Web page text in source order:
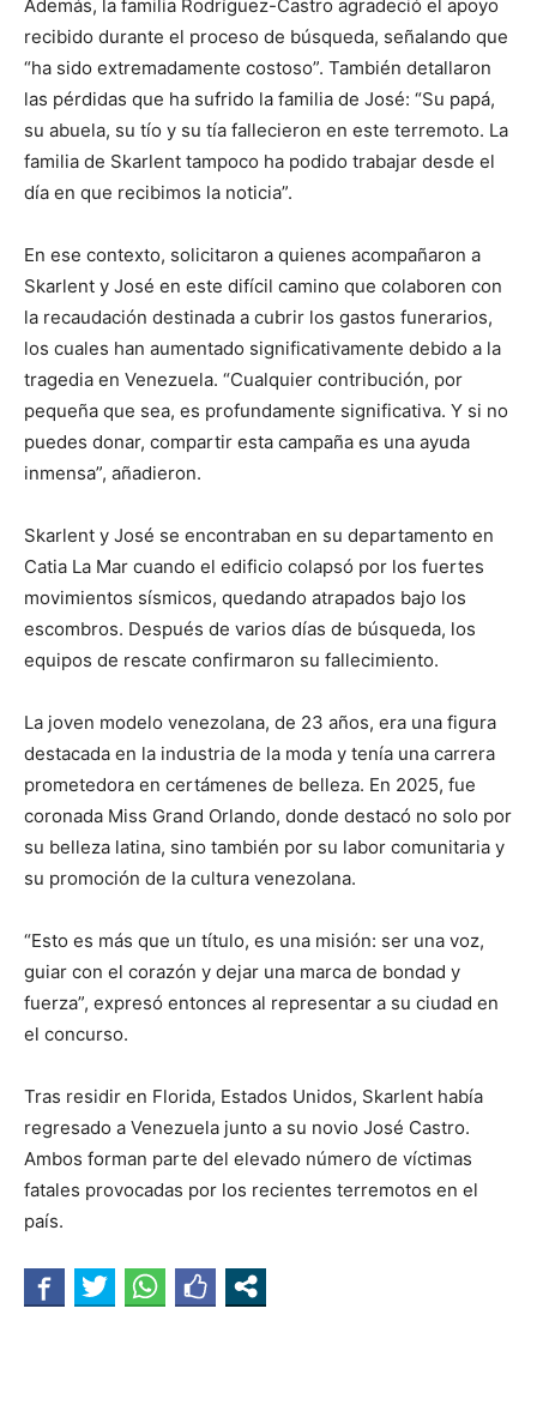
Además, la familia Rodríguez-Castro agradeció el apoyo
recibido durante el proceso de búsqueda, señalando que
“ha sido extremadamente costoso”. También detallaron
las pérdidas que ha sufrido la familia de José: “Su papá,
su abuela, su tío y su tía fallecieron en este terremoto. La
familia de Skarlent tampoco ha podido trabajar desde el
día en que recibimos la noticia”.
En ese contexto, solicitaron a quienes acompañaron a
Skarlent y José en este difícil camino que colaboren con
la recaudación destinada a cubrir los gastos funerarios,
los cuales han aumentado significativamente debido a la
tragedia en Venezuela. “Cualquier contribución, por
pequeña que sea, es profundamente significativa. Y si no
puedes donar, compartir esta campaña es una ayuda
inmensa”, añadieron.
Skarlent y José se encontraban en su departamento en
Catia La Mar cuando el edificio colapsó por los fuertes
movimientos sísmicos, quedando atrapados bajo los
escombros. Después de varios días de búsqueda, los
equipos de rescate confirmaron su fallecimiento.
La joven modelo venezolana, de 23 años, era una figura
destacada en la industria de la moda y tenía una carrera
prometedora en certámenes de belleza. En 2025, fue
coronada Miss Grand Orlando, donde destacó no solo por
su belleza latina, sino también por su labor comunitaria y
su promoción de la cultura venezolana.
“Esto es más que un título, es una misión: ser una voz,
guiar con el corazón y dejar una marca de bondad y
fuerza”, expresó entonces al representar a su ciudad en
el concurso.
Tras residir en Florida, Estados Unidos, Skarlent había
regresado a Venezuela junto a su novio José Castro.
Ambos forman parte del elevado número de víctimas
fatales provocadas por los recientes terremotos en el
país.